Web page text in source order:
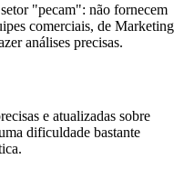
"pecam": não fornecem
comerciais, de Marketing
análises precisas.
e atualizadas sobre
dificuldade bastante